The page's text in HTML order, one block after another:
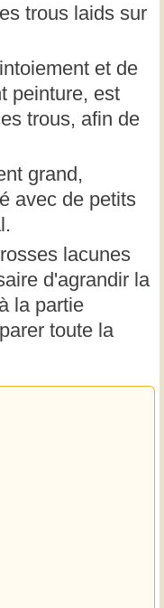
trous laids sur
et de
peinture, est
trous, afin de
grand,
avec de petits
lacunes
d'agrandir la
la partie
toute la